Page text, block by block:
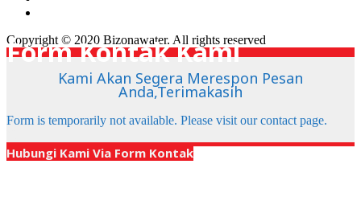
Copyright © 2020 Bizonawater. All rights reserved
Form Kontak Kami
Kami Akan Segera Merespon Pesan
Anda,Terimakasih
Form is temporarily not available. Please visit our contact page.
Hubungi Kami Via Form Kontak